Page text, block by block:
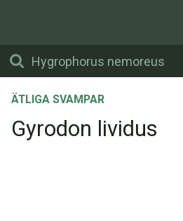
ÄTLIGA SVAMPAR
Gyrodon lividus